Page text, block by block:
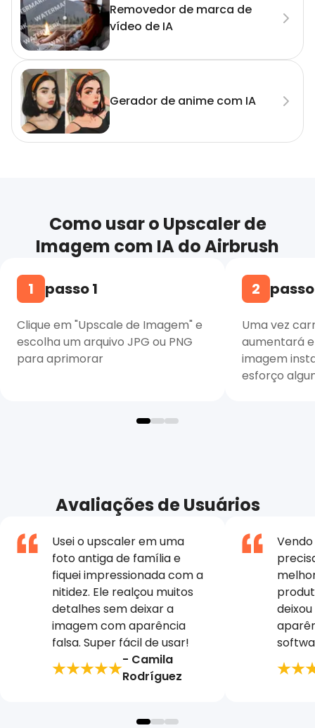
Removedor de marca de
vídeo de IA
Gerador de anime com IA
Como usar o Upscaler de
Imagem com IA do Airbrush
1 passo 1
Clique em "Upscale de Imagem" e
escolha um arquivo JPG ou PNG
para aprimorar
2
Uma vez
aumentará
imagem
esforço
Avaliações de Usuários
Usei o upscaler em uma
foto antiga de família e
fiquei impressionada com a
nitidez. Ele realçou muitos
detalhes sem deixar a
imagem com aparência
falsa. Super fácil de usar!
- Camila
Rodríguez